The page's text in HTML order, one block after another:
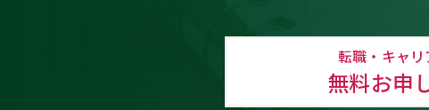
転職・キャ
無料お申